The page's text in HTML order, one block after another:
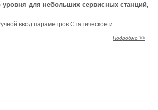
уровня для небольших сервисных станций,
ввод параметров Статическое и
Подробно >>